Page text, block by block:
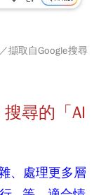
擷取自Google搜尋
尋的 「AI
、處理更多層